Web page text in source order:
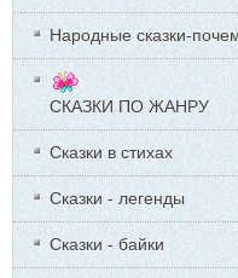
Народные сказки-
СКАЗКИ ПО ЖАНРУ
Сказки в стихах
Сказки - легенды
Сказки - байки